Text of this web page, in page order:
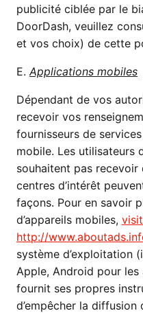
publicité ciblée par le
DoorDash, veuillez
et vos choix) de cette
E. Applications mobiles
Dépendant de vos
recevoir vos
fournisseurs de
mobile. Les utilisateurs
souhaitent pas
centres d’intérêt
façons. Pour en savoir
d’appareils mobiles,
http://
système d’exploitation
Apple, Android pour
fournit ses propres
d’empêcher la